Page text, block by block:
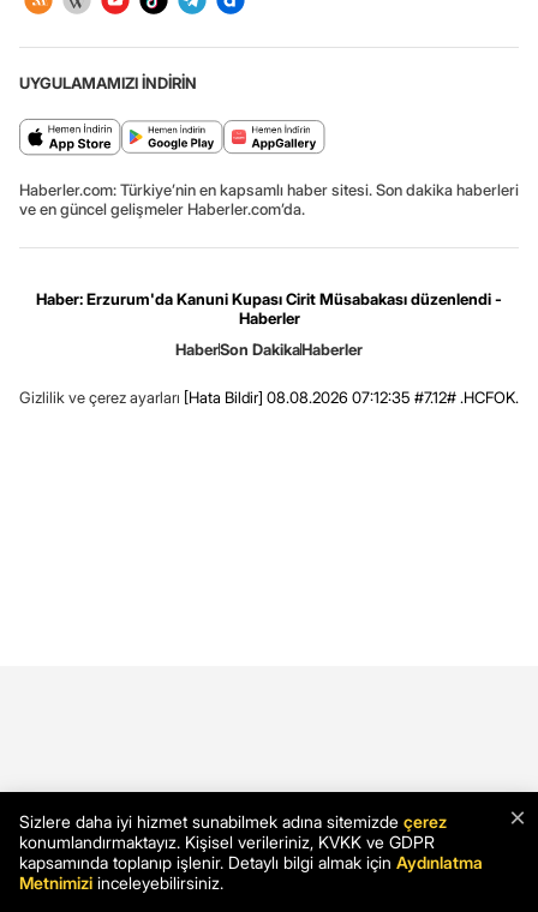
UYGULAMAMIZI İNDİRİN
Haberler.com: Türkiye’nin en kapsamlı haber sitesi. Son dakika haberleri
ve en güncel gelişmeler Haberler.com’da.
Haber: Erzurum'da Kanuni Kupası Cirit Müsabakası düzenlendi -
Haberler
HaberSon DakikaHaberler
Gizlilik ve çerez ayarları [Hata Bildir] 08.08.2026 07:12:35 #7.12# .HCFOK.
×
Sizlere daha iyi hizmet sunabilmek adına sitemizde çerez
konumlandırmaktayız. Kişisel verileriniz, KVKK ve GDPR
kapsamında toplanıp işlenir. Detaylı bilgi almak için Aydınlatma
Metnimizi inceleyebilirsiniz.